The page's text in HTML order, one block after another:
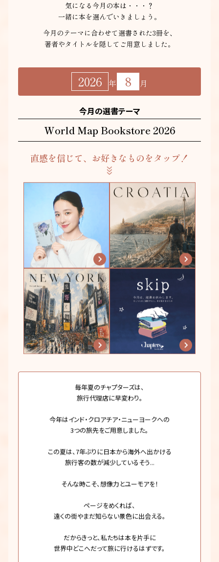
気になる今月の本は・・・？
一緒に本を選んでいきましょう。
今月のテーマに合わせて選書された3冊を、
著者やタイトルを隠してご用意しました。
2026 年 8 月
今月の選書テーマ
World Map Bookstore 2026
直感を信じて、お好きなものをタップ！
毎年夏のチャプターズは、
旅行代理店に早変わり。
今年はインド・クロアチア・ニューヨークへの
3つの旅先をご用意しました。
この夏は、7年ぶりに日本から海外へ出かける
旅行客の数が減少しているそう...
そんな時こそ、想像力とユーモアを！
ページをめくれば、
遠くの街やまだ知らない景色に出会える。
だからきっと、私たちは本を片手に
世界中どこへだって旅に行けるはずです。